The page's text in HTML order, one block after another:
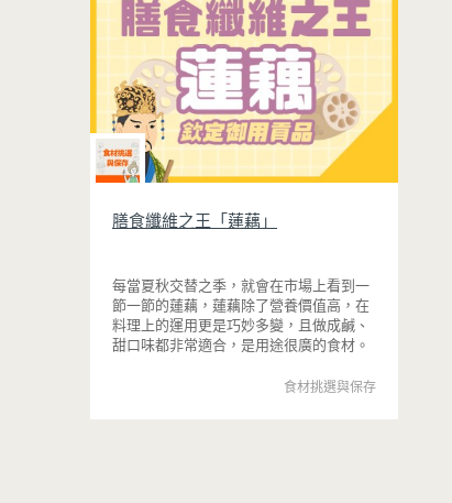
膳食纖維之王「蓮藕」
每當夏秋交替之季，就會在市場上看到一
節一節的蓮藕，蓮藕除了營養價值高，在
料理上的運用更是巧妙多變，且做成鹹、
甜口味都非常適合，是用途很廣的食材。
食材挑選與保存